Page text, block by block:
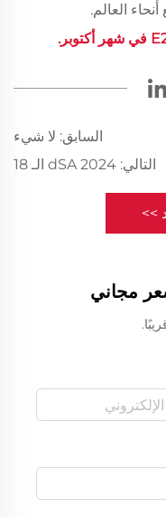
العالم.
السابق: لا شيء
التالي: dSA 2024 الـ 18
>>
مجاني